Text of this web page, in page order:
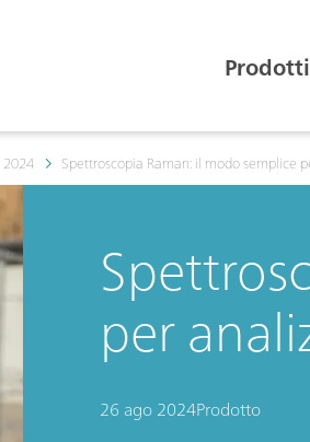
Prodotti
2024 Spettroscopia Raman: il modo semplice
per
26 ago 2024Prodotto